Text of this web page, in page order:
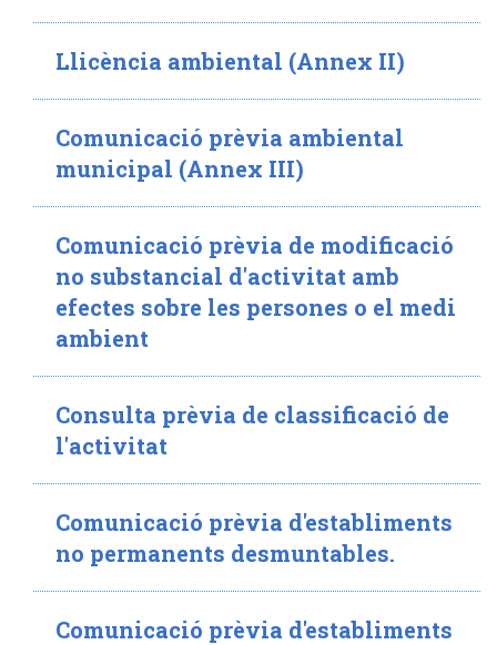
Llicència ambiental (Annex II)
Comunicació prèvia ambiental
municipal (Annex III)
Comunicació prèvia de modificació
no substancial d'activitat amb
efectes sobre les persones o el medi
ambient
Consulta prèvia de classificació de
l'activitat
Comunicació prèvia d'establiments
no permanents desmuntables.
Comunicació prèvia d'establiments